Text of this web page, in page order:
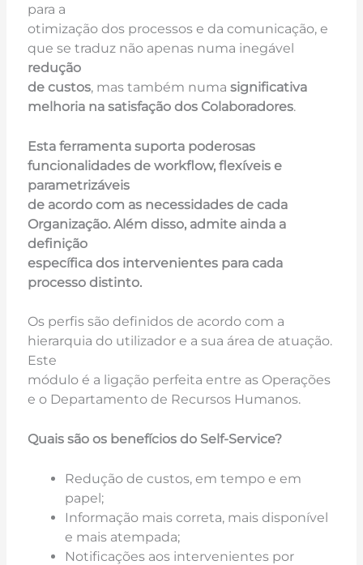
para a
otimização dos processos e da comunicação, e
que se traduz não apenas numa inegável
redução
de custos, mas também numa significativa
melhoria na satisfação dos Colaboradores.
Esta ferramenta suporta poderosas
funcionalidades de workflow, flexíveis e
parametrizáveis
de acordo com as necessidades de cada
Organização. Além disso, admite ainda a
definição
específica dos intervenientes para cada
processo distinto.
Os perfis são definidos de acordo com a
hierarquia do utilizador e a sua área de atuação.
Este
módulo é a ligação perfeita entre as Operações
e o Departamento de Recursos Humanos.
Quais são os benefícios do Self-Service?
Redução de custos, em tempo e em
papel;
Informação mais correta, mais disponível
e mais atempada;
Notificações aos intervenientes por